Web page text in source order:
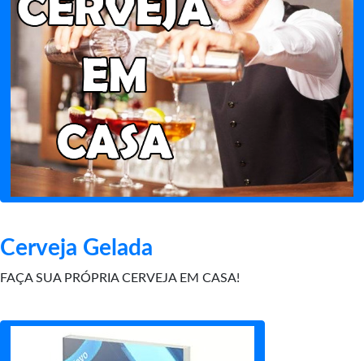
Cerveja Gelada
FAÇA SUA PRÓPRIA CERVEJA EM CASA!